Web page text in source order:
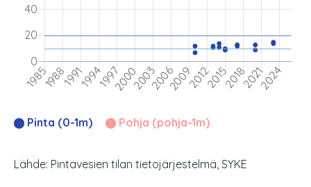
Pinta (0-1m) Pohja (pohja-1m)
Lähde: Pintavesien tilan tietojärjestelmä, SYKE